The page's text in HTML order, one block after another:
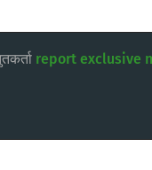
report exclusive